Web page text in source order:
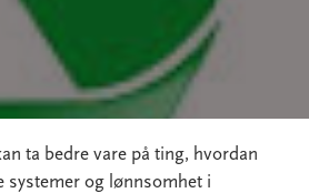
ta bedre vare på ting, hvordan
systemer og lønnsomhet i